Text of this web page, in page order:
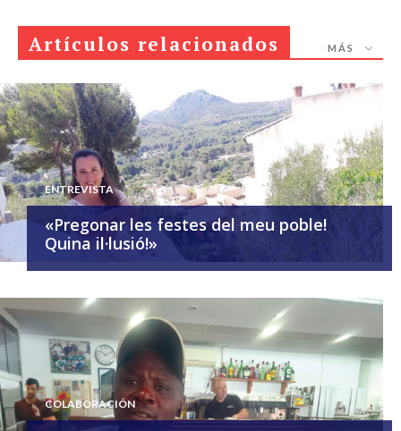
Artículos relacionados MÁS
ENTREVISTA
«Pregonar les festes del meu poble!
Quina il·lusió!»
COLABORACIÓN